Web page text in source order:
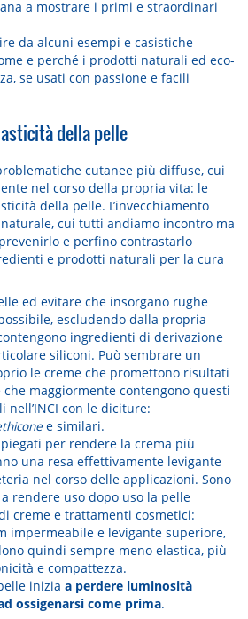
a mostrare i primi e straordinari
da alcuni esempi e casistiche
e perché i prodotti naturali ed eco-
se usati con passione e facili
della pelle
cutanee più diffuse, cui
nel corso della propria vita: le
della pelle. L’invecchiamento
cui tutti andiamo incontro ma
e perfino contrastarlo
e prodotti naturali per la cura
ed evitare che insorgano rughe
escludendo dalla propria
ingredienti di derivazione
siliconi. Può sembrare un
le creme che promettono risultati
maggiormente contengono questi
con le diciture:
e similari.
per rendere la crema più
una resa effettivamente levigante
nel corso delle applicazioni. Sono
rendere uso dopo uso la pelle
creme e trattamenti cosmetici:
impermeabile e levigante superiore,
quindi sempre meno elastica, più
e compattezza.
iniziaa perdere luminosità
ossigenarsi come prima.